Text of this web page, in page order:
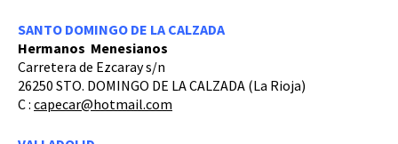
SANTO DOMINGO DE LA CALZADA
Hermanos Menesianos
Carretera de Ezcaray s/n
26250 STO. DOMINGO DE LA CALZADA (La Rioja)
C : capecar@hotmail.com